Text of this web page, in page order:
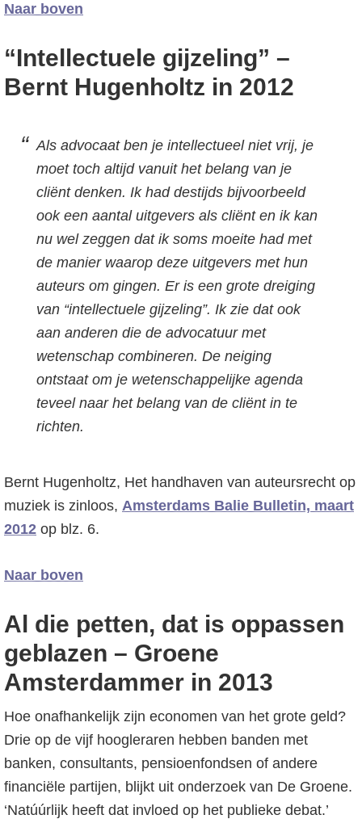
Naar boven
“Intellectuele gijzeling” –
Bernt Hugenholtz in 2012
Als advocaat ben je intellectueel niet vrij, je
moet toch altijd vanuit het belang van je
cliënt denken. Ik had destijds bijvoorbeeld
ook een aantal uitgevers als cliënt en ik kan
nu wel zeggen dat ik soms moeite had met
de manier waarop deze uitgevers met hun
auteurs om gingen. Er is een grote dreiging
van “intellectuele gijzeling”. Ik zie dat ook
aan anderen die de advocatuur met
wetenschap combineren. De neiging
ontstaat om je wetenschappelijke agenda
teveel naar het belang van de cliënt in te
richten.
Bernt Hugenholtz, Het handhaven van auteursrecht op
muziek is zinloos, Amsterdams Balie Bulletin, maart
2012 op blz. 6.
Naar boven
Al die petten, dat is oppassen
geblazen – Groene
Amsterdammer in 2013
Hoe onafhankelijk zijn economen van het grote geld?
Drie op de vijf hoogleraren hebben banden met
banken, consultants, pensioenfondsen of andere
financiële partijen, blijkt uit onderzoek van De Groene.
‘Natúúrlijk heeft dat invloed op het publieke debat.’